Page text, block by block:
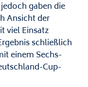
gaben die
Ansicht der
viel Einsatz
schließlich
einem Sechs-
Cup-